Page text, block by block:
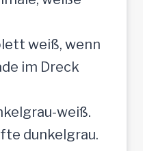
weiß, wenn
im Dreck
weiß.
dunkelgrau.